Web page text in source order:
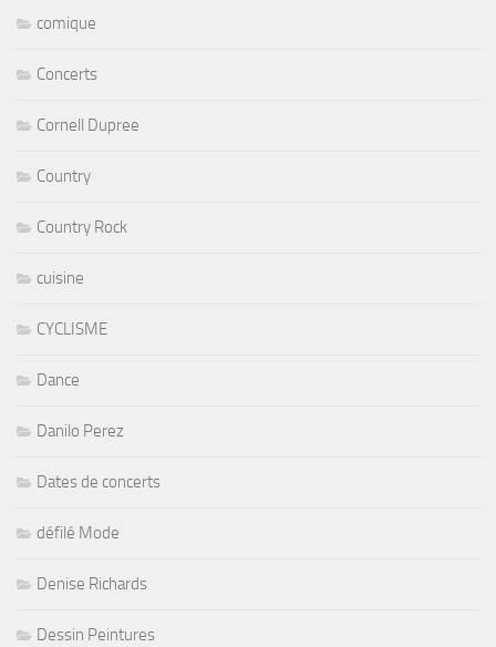
comique
Concerts
Cornell Dupree
Country
Country Rock
cuisine
CYCLISME
Dance
Danilo Perez
Dates de concerts
défilé Mode
Denise Richards
Dessin Peintures